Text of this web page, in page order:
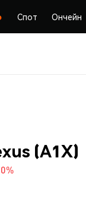
Спот Ончейн
(A1X)